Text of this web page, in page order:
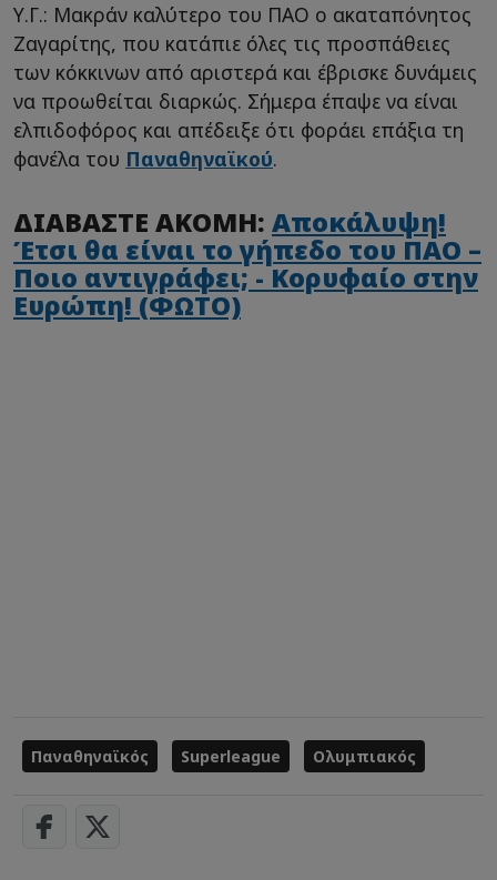
Υ.Γ.: Μακράν καλύτερο του ΠΑΟ ο ακαταπόνητος
Ζαγαρίτης, που κατάπιε όλες τις προσπάθειες
των κόκκινων από αριστερά και έβρισκε δυνάμεις
να προωθείται διαρκώς. Σήμερα έπαψε να είναι
ελπιδοφόρος και απέδειξε ότι φοράει επάξια τη
φανέλα του Παναθηναϊκού.
ΔΙΑΒΑΣΤΕ ΑΚΟΜΗ: Αποκάλυψη!
Έτσι θα είναι το γήπεδο του ΠΑΟ –
Ποιο αντιγράφει; - Κορυφαίο στην
Ευρώπη! (ΦΩΤΟ)
Παναθηναϊκός Superleague Ολυμπιακός